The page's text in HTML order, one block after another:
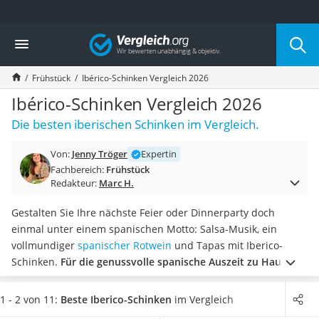
Die beliebtesten Vergleiche nach Kategorie
Lebensmittel
Schwarzkümmelöl
Knäckebrot
Schwarzkümmelöl-Kapseln
Manukahonig
Eiklar
Balsamico-Essig
Schwarzkümmelöl bio
Honig
Gemüsebrühe
Eiskaffee-Pulver
Irischer Whiskey
Grapefruitkernextrakt
Matcha-Set
Vergleich
Frühstück Ibérico-Schinken Vergleich 2026
Ibérico-Schinken Vergleich 2026
Die besten iberischen Schinken im Vergleich.
Von: Jenny Tröger
Expertin
Fachbereich: Frühstück
Redakteur: Marc H.
Gestalten Sie Ihre nächste Feier oder Dinnerparty doch
einmal unter einem spanischen Motto: Salsa-Musik, ein
vollmundiger spanischer Rotwein und Tapas mit Iberico-
Schinken. Für die genussvolle spanische Auszeit zu Hause
bieten laut Online-Tests einige Hersteller auch
scheibenweise Schinken an – in praktischen und
1 - 2 von 11: Beste Iberico-Schinken im Vergleich